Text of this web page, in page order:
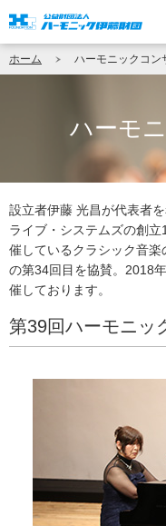
ホーム ハーモニックコン
ハーモ
設立者伊藤 光昌が代表者
ライブ・システムズの創
催しているクラシック音
の第34回目を協賛。2018
催しております。
第39回ハーモニッ